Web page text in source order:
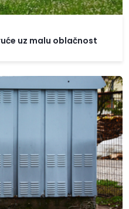
uz malu oblačnost